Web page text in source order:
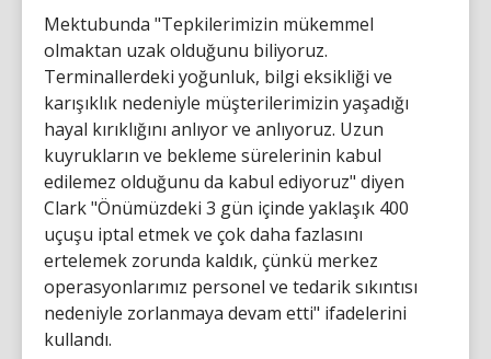
Mektubunda "Tepkilerimizin mükemmel
olmaktan uzak olduğunu biliyoruz.
Terminallerdeki yoğunluk, bilgi eksikliği ve
karışıklık nedeniyle müşterilerimizin yaşadığı
hayal kırıklığını anlıyor ve anlıyoruz. Uzun
kuyrukların ve bekleme sürelerinin kabul
edilemez olduğunu da kabul ediyoruz" diyen
Clark "Önümüzdeki 3 gün içinde yaklaşık 400
uçuşu iptal etmek ve çok daha fazlasını
ertelemek zorunda kaldık, çünkü merkez
operasyonlarımız personel ve tedarik sıkıntısı
nedeniyle zorlanmaya devam etti" ifadelerini
kullandı.